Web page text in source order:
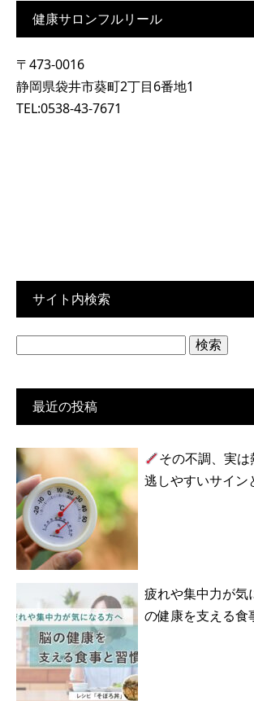
健康サロンフルリール
〒473-0016
静岡県袋井市葵町2丁目6番地1
TEL:0538-43-7671
サイト内検索
最近の投稿
その不調、実
逃しやすいサイン
疲れや集中力が気
の健康を支える食